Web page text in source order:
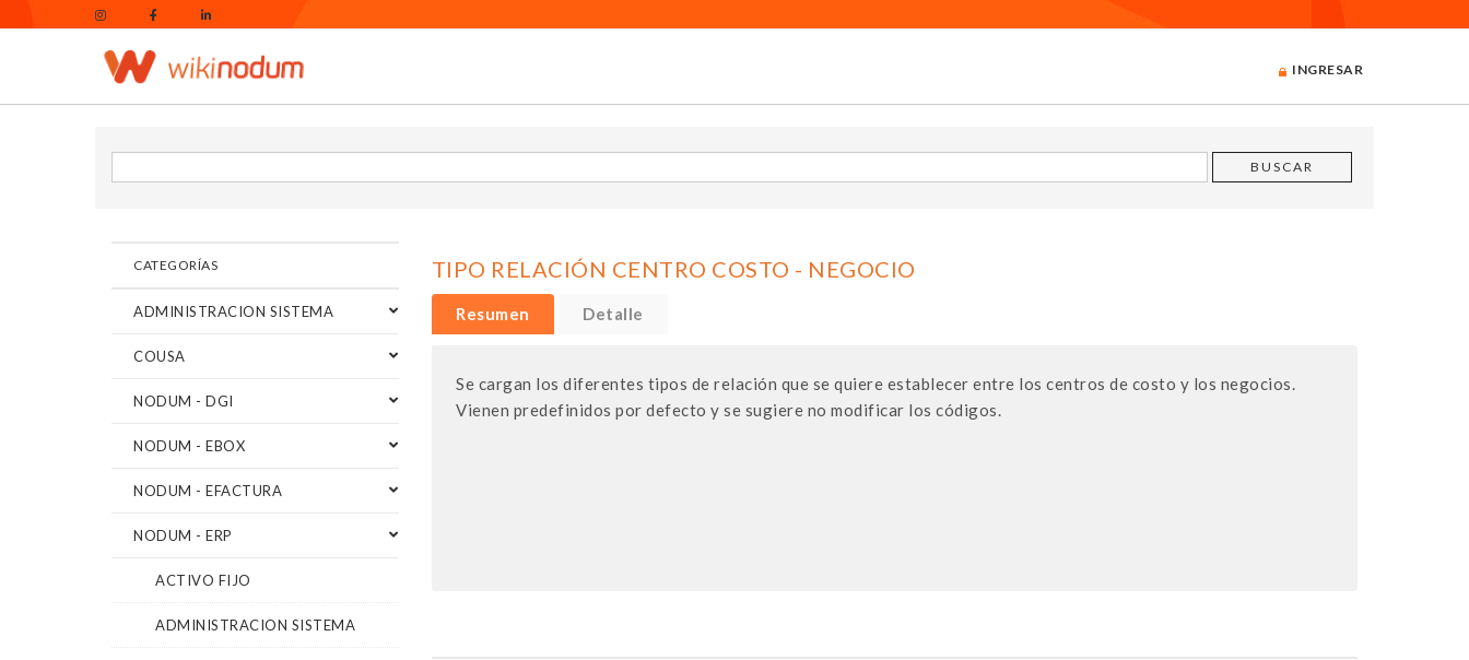
INGRESAR
CATEGORÍAS
ADMINISTRACION SISTEMA
COUSA
NODUM - DGI
NODUM - EBOX
NODUM - EFACTURA
NODUM - ERP
ACTIVO FIJO
ADMINISTRACION SISTEMA
TIPO RELACIÓN CENTRO COSTO - NEGOCIO
Resumen Detalle
Se cargan los diferentes tipos de relación que se quiere establecer entre los centros de costo y los negocios.
Vienen predefinidos por defecto y se sugiere no modificar los códigos.